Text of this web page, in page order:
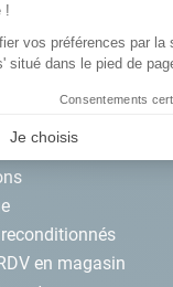
J'accepte les termes
en magasin
!
vos préférences par
situé dans le pied de
Consentements
Je choisis